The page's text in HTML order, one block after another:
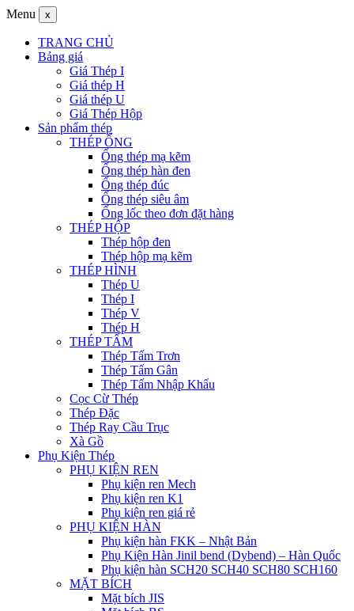
Menu x
TRANG CHỦ
Bảng giá
Giá Thép I
Giá thép H
Giá thép U
Giá Thép Hộp
Sản phẩm thép
THÉP ỐNG
Ống thép mạ kẽm
Ống thép hàn đen
Ống thép đúc
Ống thép siêu âm
Ống lốc theo đơn đặt hàng
THÉP HỘP
Thép hộp đen
Thép hộp mạ kẽm
THÉP HÌNH
Thép U
Thép I
Thép V
Thép H
THÉP TẤM
Thép Tấm Trơn
Thép Tấm Gân
Thép Tấm Nhập Khẩu
Cọc Cừ Thép
Thép Đặc
Thép Ray Cầu Trục
Xà Gồ
Phụ Kiện Thép
PHỤ KIỆN REN
Phụ kiện ren Mech
Phụ kiện ren K1
Phụ kiện ren giá rẻ
PHỤ KIỆN HÀN
Phụ kiện hàn FKK – Nhật Bản
Phụ Kiện Hàn Jinil bend (Dybend) – Hàn Quốc
Phụ kiện hàn SCH20 SCH40 SCH80 SCH160
MẶT BÍCH
Mặt bích JIS